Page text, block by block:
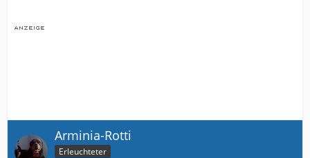
Arminia-Rotti
Erleuchteter